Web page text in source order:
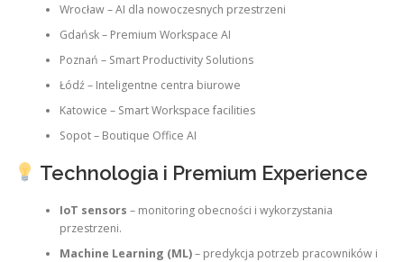
Wrocław – AI dla nowoczesnych przestrzeni
Gdańsk – Premium Workspace AI
Poznań – Smart Productivity Solutions
Łódź – Inteligentne centra biurowe
Katowice – Smart Workspace facilities
Sopot – Boutique Office AI
Technologia i Premium Experience
IoT sensors – monitoring obecności i wykorzystania
przestrzeni.
Machine Learning (ML)– predykcja potrzeb pracowników i